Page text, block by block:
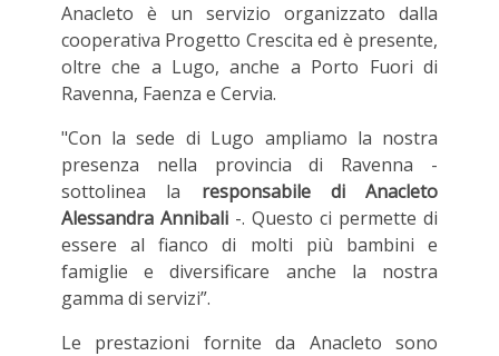
Anacleto è un servizio organizzato dalla
cooperativa Progetto Crescita ed è presente,
oltre che a Lugo, anche a Porto Fuori di
Ravenna, Faenza e Cervia.
"Con la sede di Lugo ampliamo la nostra
presenza nella provincia di Ravenna -
sottolinea la responsabile di Anacleto
Alessandra Annibali -. Questo ci permette di
essere al fianco di molti più bambini e
famiglie e diversificare anche la nostra
gamma di servizi”.
Le prestazioni fornite da Anacleto sono